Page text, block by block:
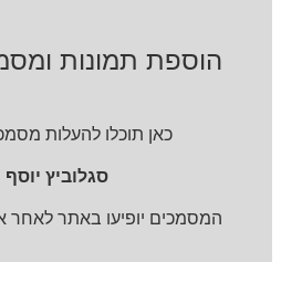
הוספת תמונות
כאן תוכלו להעלות
סגלוביץ
המסמכים יופיעו באתר לאחר